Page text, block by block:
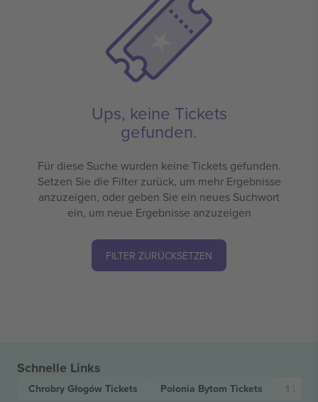
Ups, keine Tickets
gefunden.
Für diese Suche wurden keine Tickets gefunden.
Setzen Sie die Filter zurück, um mehr Ergebnisse
anzuzeigen, oder geben Sie ein neues Suchwort
ein, um neue Ergebnisse anzuzeigen
FILTER ZURÜCKSETZEN
Schnelle Links
Chrobry Głogów Tickets Polonia Bytom Tickets 1 Liga